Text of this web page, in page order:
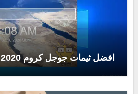
افضل ثيمات جوجل كروم 2020